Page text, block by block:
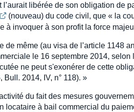
libérée de son obligation de
(nouveau) du code civil, que « la
à invoquer à son profit la force
même (au visa de l’article 1148
le 16 septembre 2014,
ne peut s'exonérer de cette
Bull. 2014, IV, n° 118). »
du fait des mesures
locataire à bail commercial du